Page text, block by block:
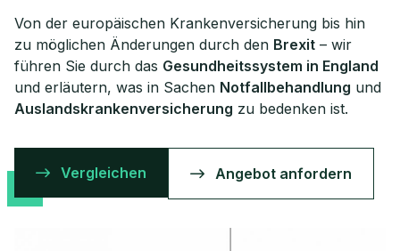
Von der europäischen Krankenversicherung bis hin
zu möglichen Änderungen durch den Brexit – wir
führen Sie durch das Gesundheitssystem in England
und erläutern, was in Sachen Notfallbehandlung und
Auslandskrankenversicherung zu bedenken ist.
Vergleichen Angebot anfordern